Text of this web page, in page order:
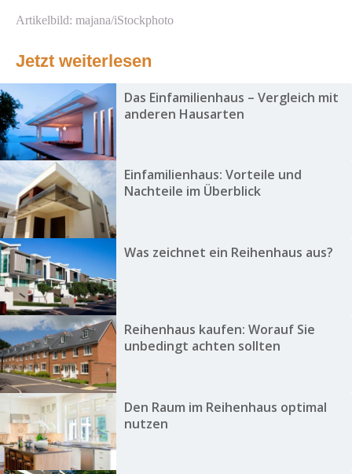
Artikelbild: majana/iStockphoto
Jetzt weiterlesen
Das Einfamilienhaus – Vergleich mit
anderen Hausarten
Einfamilienhaus: Vorteile und
Nachteile im Überblick
Was zeichnet ein Reihenhaus aus?
Reihenhaus kaufen: Worauf Sie
unbedingt achten sollten
Den Raum im Reihenhaus optimal
nutzen